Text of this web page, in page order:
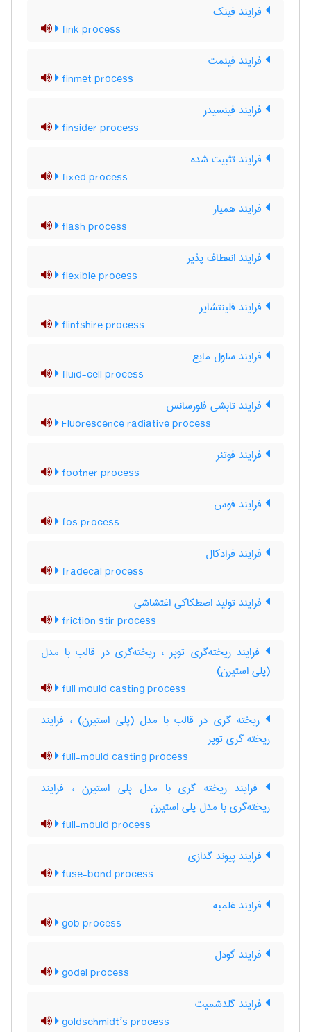
فرایند فینک
fink process
فرایند فینمت
finmet process
فرایند فینسیدر
finsider process
فرایند تثبیت شده
fixed process
فرایند همیار
flash process
فرایند انعطاف پذیر
flexible process
فرایند فلینتشایر
flintshire process
فرایند سلول مایع
fluid-cell process
فرایند تابشی فلورسانس
Fluorescence radiative process
فرایند فوتنر
footner process
فرایند فوس
fos process
فرایند فرادکال
fradecal process
فرایند تولید اصطکاکی اغتشاشی
friction stir process
فرایند ریخته‌گری توپر ، ریخته‌گری در قالب با مدل
(پلی استیرن)
full mould casting process
ریخته گری در قالب با مدل (پلی استیرن) ، فرایند
ریخته گری توپر
full-mould casting process
فرایند ریخته گری با مدل پلی استیرن ، فرایند
ریخته‌گری با مدل پلی استیرن
full-mould process
فرایند پیوند گدازی
fuse-bond process
فرایند غلمبه
gob process
فرایند گودل
godel process
فرایند گلدشمیت
goldschmidt’s process